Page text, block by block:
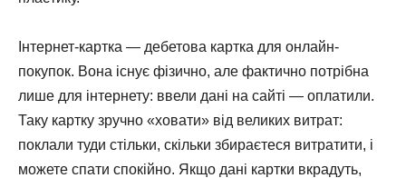
Інтернет-картка — дебетова картка для онлайн-
покупок. Вона існує фізично, але фактично потрібна
лише для інтернету: ввели дані на сайті — оплатили.
Таку картку зручно «ховати» від великих витрат:
поклали туди стільки, скільки збираєтеся витратити, і
можете спати спокійно. Якщо дані картки вкрадуть,